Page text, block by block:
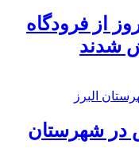
از فرودگاه
شدند
در شهرستان